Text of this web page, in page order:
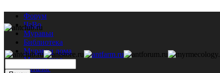
Форум
ЧаВо
Муравьи
Библиотека
Муравьи дома
Мастерская
Каталог